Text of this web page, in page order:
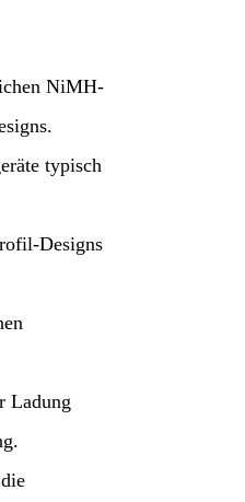
NiMH-
typisch
Designs
Ladung